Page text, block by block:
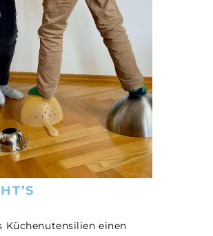
Küchenutensilien einen